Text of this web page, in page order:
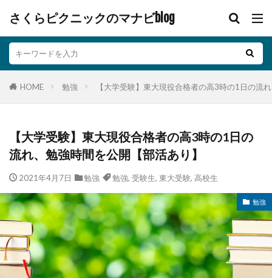
さくらピクニックのマナビblog
HOME 勉強 【大学受験】東大現役合格者の高3時の1日の流
【大学受験】東大現役合格者の高3時の1日の
流れ、勉強時間を公開【部活あり】
2021年4月7日 勉強 勉強, 受験生, 東大受験, 高校生
勉強